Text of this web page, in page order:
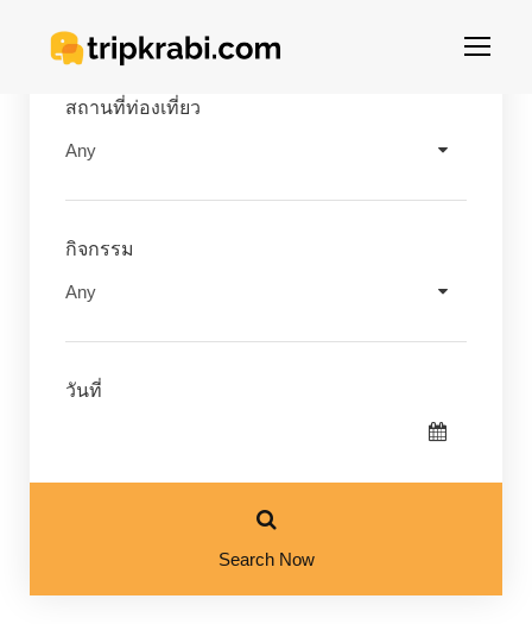
สถานที่ท่องเที่ยว
กิจกรรม
วันที่
Search Now